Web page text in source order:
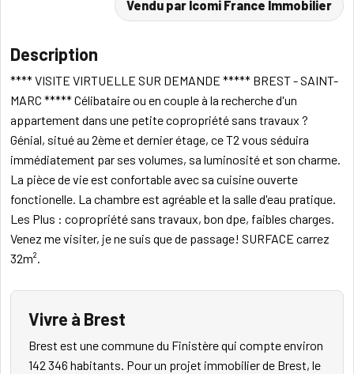
Vendu par Icomi France Immobilier
Description
**** VISITE VIRTUELLE SUR DEMANDE ***** BREST - SAINT-
MARC ***** Célibataire ou en couple à la recherche d'un
appartement dans une petite copropriété sans travaux ?
Génial, situé au 2ème et dernier étage, ce T2 vous séduira
immédiatement par ses volumes, sa luminosité et son charme.
La pièce de vie est confortable avec sa cuisine ouverte
fonctionelle. La chambre est agréable et la salle d'eau pratique.
Les Plus : copropriété sans travaux, bon dpe, faibles charges.
Venez me visiter, je ne suis que de passage! SURFACE carrez
32m².
Vivre à Brest
Brest est une commune du Finistère qui compte environ
142 346 habitants. Pour un projet immobilier de Brest, le